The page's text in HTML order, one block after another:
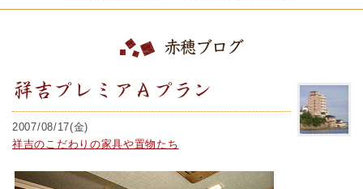
赤穂ブログ
祥吉プレミアＡプラン
2007/08/17(金)
祥吉のこだわりの家具や置物たち